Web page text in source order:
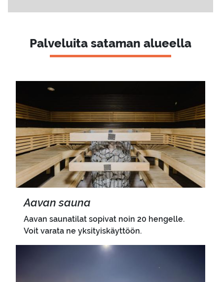
Palveluita sataman alueella
Pääkuva
Aavan sauna
Aavan saunatilat sopivat noin 20 hengelle.
Voit varata ne yksityiskäyttöön.